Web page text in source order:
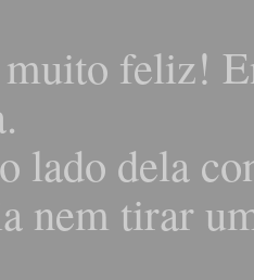
muito feliz!
lado dela
nem tirar